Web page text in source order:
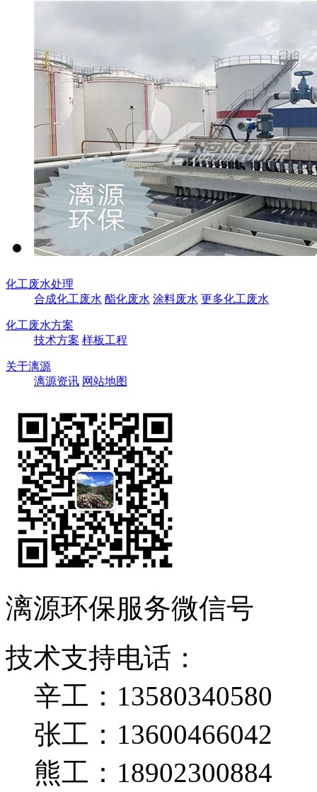
化工废水处理
合成化工废水 酯化废水 涂料废水 更多化工废水
化工废水方案
技术方案 样板工程
关于漓源
漓源资讯 网站地图
漓源环保服务微信号
技术支持电话：
辛工：13580340580
张工：13600466042
熊工：18902300884